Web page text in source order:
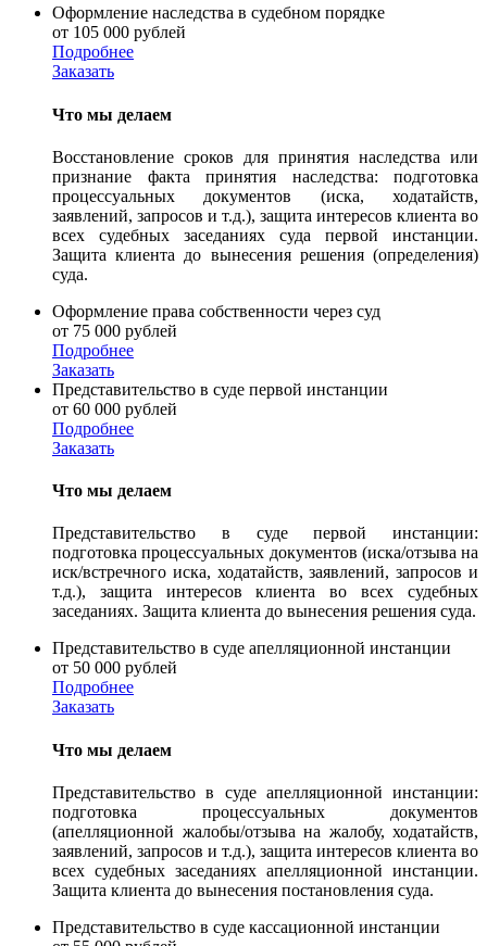
Оформление наследства в судебном порядке
от 105 000 рублей
Подробнее
Заказать
Что мы делаем
Восстановление сроков для принятия наследства или
признание факта принятия наследства: подготовка
процессуальных документов (иска, ходатайств,
заявлений, запросов и т.д.), защита интересов клиента во
всех судебных заседаниях суда первой инстанции.
Защита клиента до вынесения решения (определения)
суда.
Оформление права собственности через суд
от 75 000 рублей
Подробнее
Заказать
Представительство в суде первой инстанции
от 60 000 рублей
Подробнее
Заказать
Что мы делаем
Представительство в суде первой инстанции:
подготовка процессуальных документов (иска/отзыва на
иск/встречного иска, ходатайств, заявлений, запросов и
т.д.), защита интересов клиента во всех судебных
заседаниях. Защита клиента до вынесения решения суда.
Представительство в суде апелляционной инстанции
от 50 000 рублей
Подробнее
Заказать
Что мы делаем
Представительство в суде апелляционной инстанции:
подготовка процессуальных документов
(апелляционной жалобы/отзыва на жалобу, ходатайств,
заявлений, запросов и т.д.), защита интересов клиента во
всех судебных заседаниях апелляционной инстанции.
Защита клиента до вынесения постановления суда.
Представительство в суде кассационной инстанции